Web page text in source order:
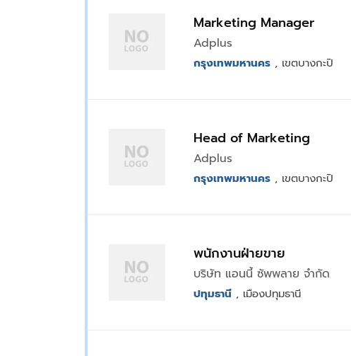
Marketing Manager
Adplus
กรุงเทพมหานคร, เขตบางกะปิ
Head of Marketing
Adplus
กรุงเทพมหานคร, เขตบางกะปิ
พนักงานฝ่ายขาย
บริษัท แอนนี้ ซัพพลาย จำกัด
ปทุมธานี, เมืองปทุมธานี